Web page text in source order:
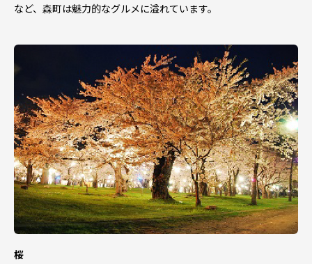
など、森町は魅力的なグルメに溢れています。
桜